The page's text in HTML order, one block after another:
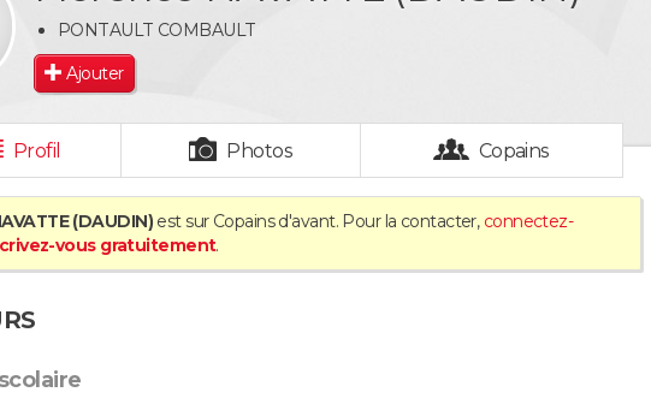
PONTAULT COMBAULT
Ajouter
Profil Photos Copains
(DAUDIN) est sur Copains d'avant. Pour la contacter, connectez-
vous gratuitement.